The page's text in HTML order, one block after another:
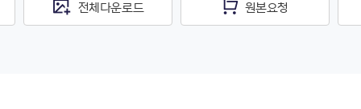
전체다운로드 원본요청